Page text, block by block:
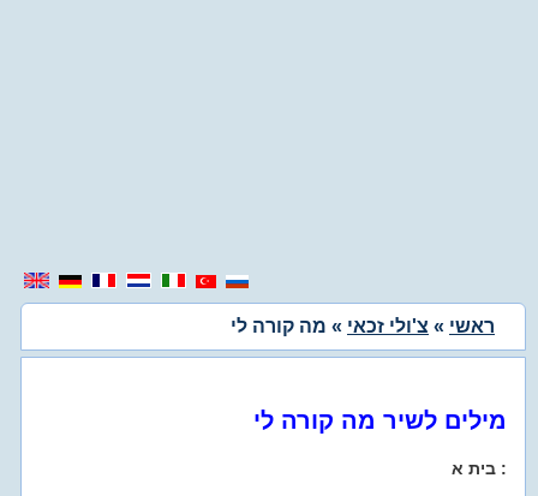
ראשי » צ'ולי זכאי » מה קורה לי
מילים לשיר מה קורה לי
בית א :